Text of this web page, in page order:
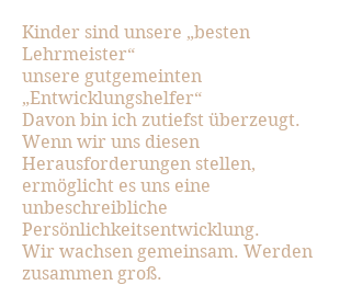
Kinder sind unsere „besten
Lehrmeister“
unsere gutgemeinten
„Entwicklungshelfer“
Davon bin ich zutiefst überzeugt.
Wenn wir uns diesen
Herausforderungen stellen,
ermöglicht es uns eine
unbeschreibliche
Persönlichkeitsentwicklung.
Wir wachsen gemeinsam. Werden
zusammen groß.